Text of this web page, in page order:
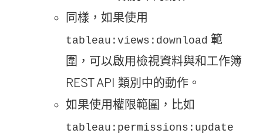
同樣，如果使用
tableau:views:download 範
圍，可以啟用檢視資料與和工作簿
REST API 類別中的動作。
如果使用權限範圍，比如
tableau:permissions:update